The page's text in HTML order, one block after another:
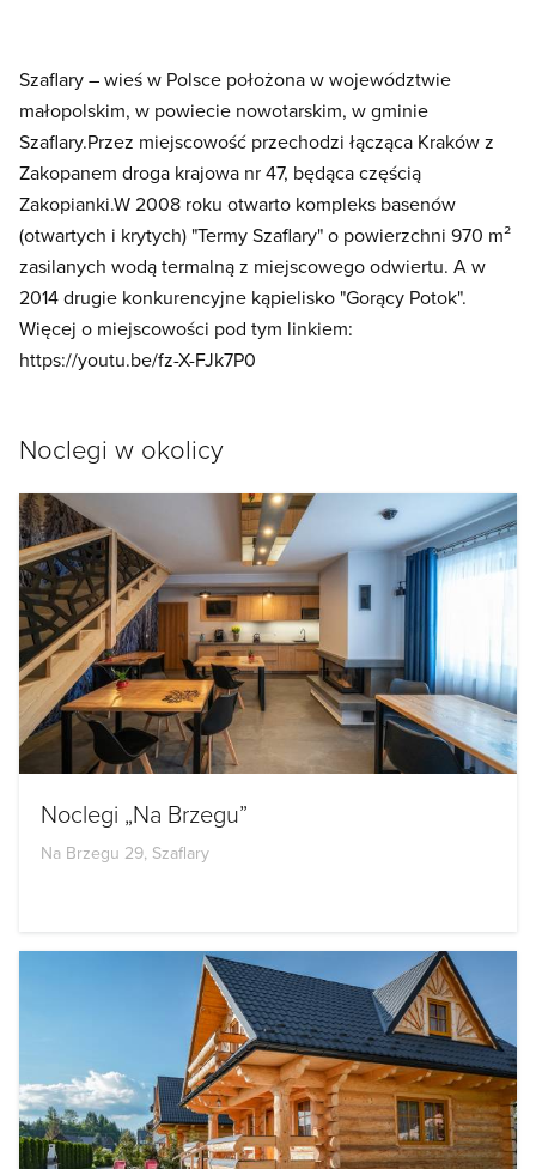
Szaflary – wieś w Polsce położona w województwie
małopolskim, w powiecie nowotarskim, w gminie
Szaflary.Przez miejscowość przechodzi łącząca Kraków z
Zakopanem droga krajowa nr 47, będąca częścią
Zakopianki.W 2008 roku otwarto kompleks basenów
(otwartych i krytych) "Termy Szaflary" o powierzchni 970 m²
zasilanych wodą termalną z miejscowego odwiertu. A w
2014 drugie konkurencyjne kąpielisko "Gorący Potok".
Więcej o miejscowości pod tym linkiem:
https://youtu.be/fz-X-FJk7P0
Noclegi w okolicy
Noclegi „Na Brzegu”
Na Brzegu 29, Szaflary